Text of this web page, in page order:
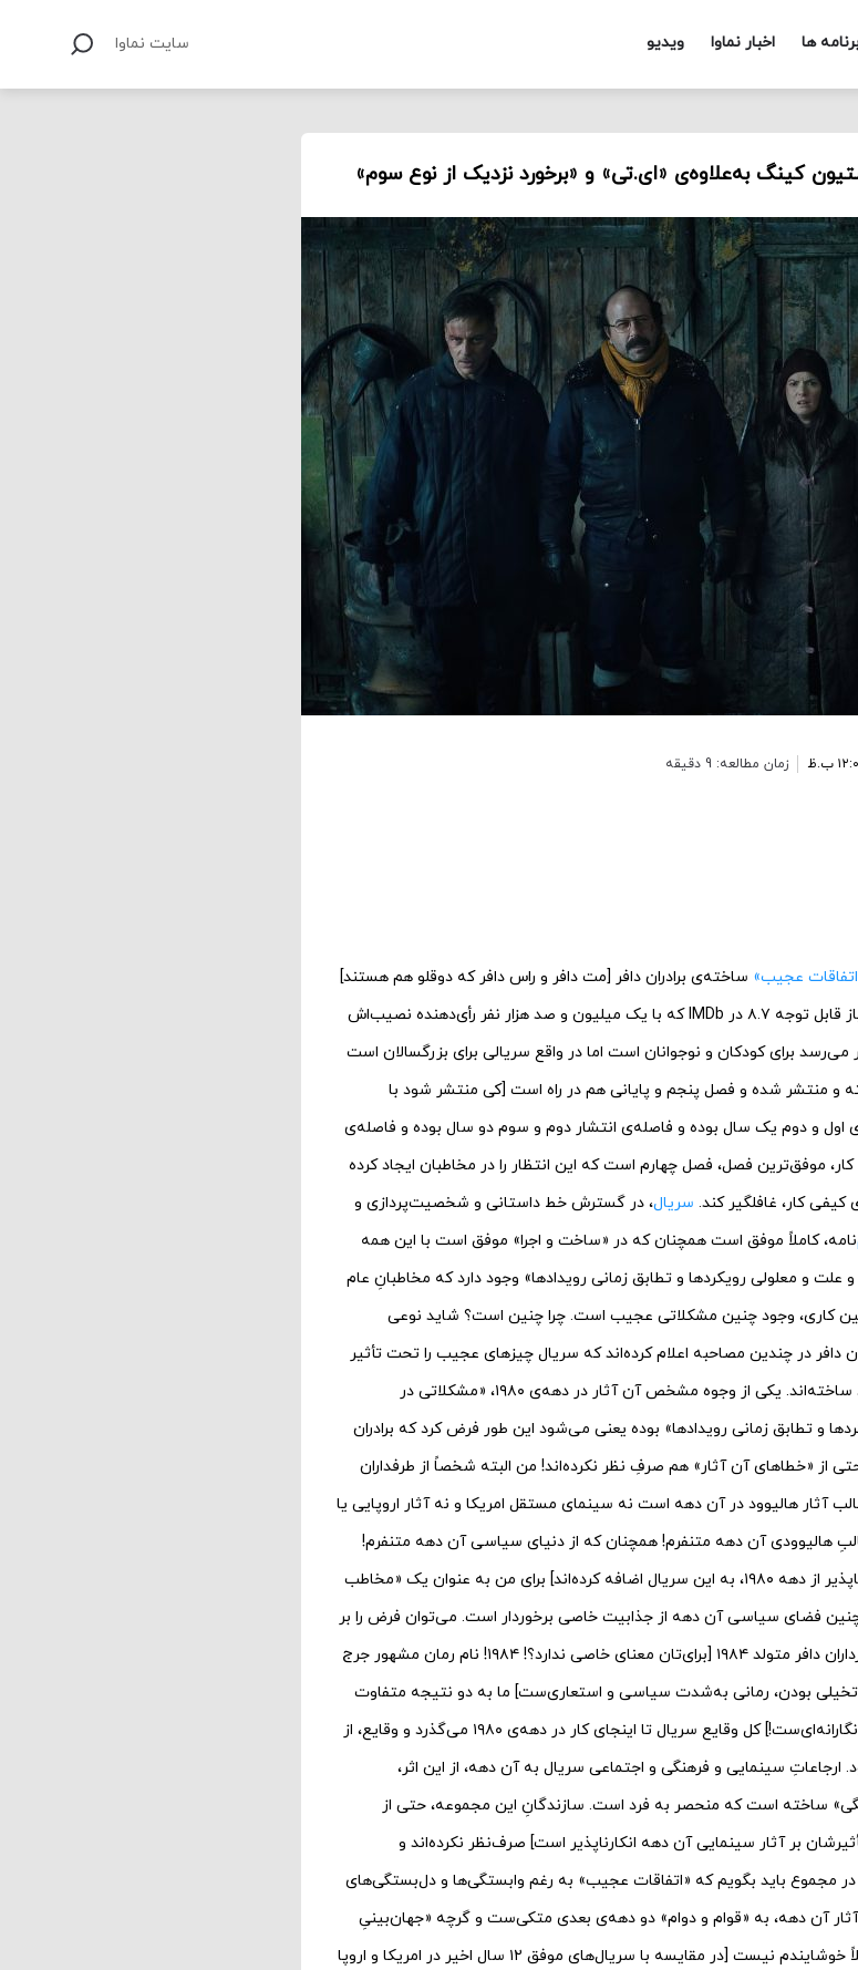
ها اخبار نماوا ویدیو سایت نماوا
کینگ به‌علاوه‌ی «ای.تی» و «برخورد نزدیک از نوع سوم»
زمان مطالعه: 9 دقیقه
عجیب» ساخته‌ی برادران دافر [مت دافر و راس دافر که دوقلو هم هستند]
های محبوب ۶ سال اخیر است با امتیاز قابل توجه ۸.۷ در IMDb که با یک میلیون و صد هزار نفر رأی‌دهنده نصیب‌اش
برای کودکان و نوجوانان است اما در واقع سریالی برای بزرگسالان است
و منتشر شده و فصل پنجم و پایانی هم در راه است [کی منتشر شود با
فصل‌های اول و دوم یک سال بوده و فاصله‌ی انتشار دوم و سوم دو سال بوده و فاصله‌ی
موفق‌ترین فصل، فصل چهارم است که این انتظار را در مخاطبان ایجاد کرده
کیفی کار، غافلگیر کند. سریال، در گسترش خط داستانی و شخصیت‌پردازی و
نامه، کاملاً موفق است همچنان که در «ساخت و اجرا» موفق است با این همه
و معلولی رویکردها و تطابق زمانی رویدادها» وجود دارد که مخاطبانِ عام
چنین کاری، وجود چنین مشکلاتی عجیب است. چرا چنین است؟ شاید نوعی
دافر در چندین مصاحبه اعلام کرده‌اند که سریال چیزهای عجیب را تحت تأثیر
دهه هشتاد ساخته‌اند. یکی از وجوه مشخص آن آثار در دهه‌ی ۱۹۸۰، «مشکلاتی در
و تطابق زمانی رویدادها» بوده یعنی می‌شود این طور فرض کرد که برادران
در بازآفرینی آثار سینمایی دهه‌ی ۱۹۸۰، حتی از «خطاهای آن آثار» هم صرفِ نظر نکرده‌اند! من البته شخصاً از طرفداران
آثار هالیوود در آن دهه است نه سینمای مستقل امریکا و نه آثار اروپایی یا
هالیوودی آن دهه متنفرم! همچنان که از دنیای سیاسی آن دهه متنفرم!
[وجهی که برداران دافر، به عنوان بخشی انکارناپذیر از دهه ۱۹۸۰، به این سریال اضافه کرده‌اند] برای من به عنوان یک «مخاطب
دهه‌ی ۱۹۷۰ هالیوود و همچنین فضای سیاسی آن دهه از جذابیت خاصی برخوردار است. می‌توان فرض را بر
این گرفت که چون من متولد ۱۹۶۸ هستم و برداران دافر متولد ۱۹۸۴ [برای‌تان معنای خاصی ندارد؟! ۱۹۸۴! نام رمان مشهور جرج
عینِ علمی-تخیلی بودن، رمانی به‌شدت سیاسی و استعاری‌ست] ما به دو نتیجه متفاوت
رسیده‌ایم! [گرچه به گمانم نتیجه‌گیری سهل‌انگارانه‌ای‌ست!] کل وقایع سریال تا اینجای کار در دهه‌ی ۱۹۸۰ می‌گذرد و وقایع، از
ارجاعاتِ سینمایی و فرهنگی و اجتماعی سریال به آن دهه، از این اثر،
ساخته است که منحصر به فرد است. سازندگانِ این مجموعه، حتی از
بر آثار سینمایی آن دهه انکارناپذیر است] صرف‌نظر نکرده‌اند و
در مجموع باید بگویم که «اتفاقات عجیب» به رغم وابستگی‌ها و دل‌بستگی‌های
دهه ۱۹۸۰، در بازآفرینی آثار آن دهه، به «قوام و دوام» دو دهه‌ی بعدی متکی‌ست و گرچه «جهان‌بینیِ
سهل‌انگارانه و بسیار محدود» این مجموعه، کلاً خوشایندم نیست [در مقایسه با سریال‌های موفق ۱۲ سال اخیر در امریکا و اروپا